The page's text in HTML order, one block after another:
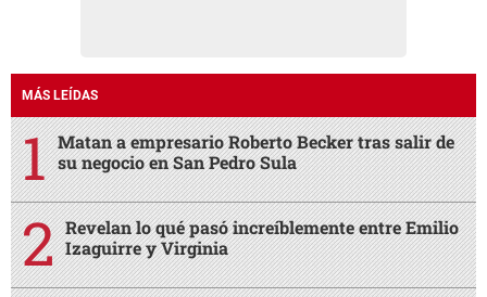
MÁS LEÍDAS
Matan a empresario Roberto Becker tras salir de
su negocio en San Pedro Sula
Revelan lo qué pasó increíblemente entre Emilio
Izaguirre y Virginia